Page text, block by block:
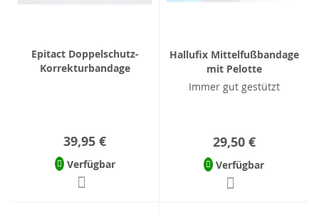
Epitact Doppelschutz-
Korrekturbandage
39,95 €
Verfügbar
Hallufix Mittelfußbandage
mit Pelotte
Immer gut gestützt
29,50 €
Verfügbar